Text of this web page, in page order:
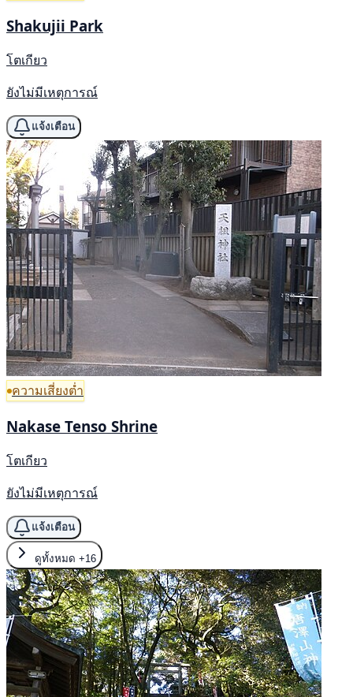
Shakujii Park
โตเกียว
ยังไม่มีเหตุการณ์
แจ้งเตือน
ความเสี่ยงต่ำ
Nakase Tenso Shrine
โตเกียว
ยังไม่มีเหตุการณ์
แจ้งเตือน
ดูทั้งหมด +16